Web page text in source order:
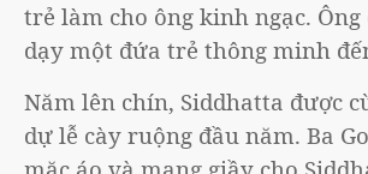
trẻ làm cho ông kinh ngạc.
dạy một đứa trẻ thông minh
Năm lên chín, Siddhatta được
dự lễ cày ruộng đầu năm. Ba